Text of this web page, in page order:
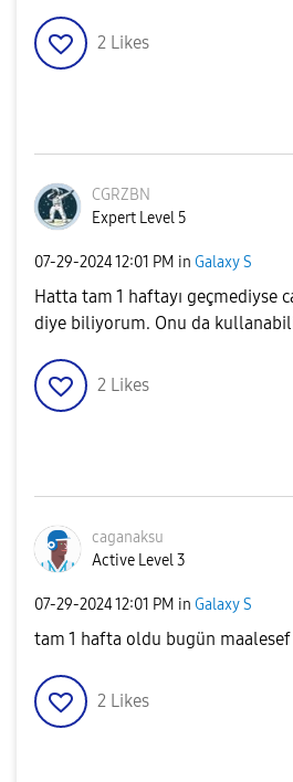
2 Likes
CGRZBN
Expert Level 5
‎07-29-202412:01 PM in Galaxy S
Hatta tam 1 haftayı geçmediyse
diye biliyorum. Onu da
2 Likes
caganaksu
Active Level 3
‎07-29-202412:01 PM in Galaxy S
tam 1 hafta oldu bugün maalesef
2 Likes